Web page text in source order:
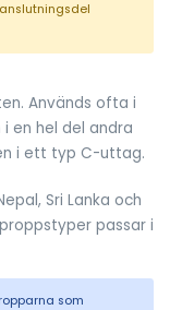
Används ofta i
i en hel del andra
i ett typ C-uttag.
Sri Lanka och
passar i
som